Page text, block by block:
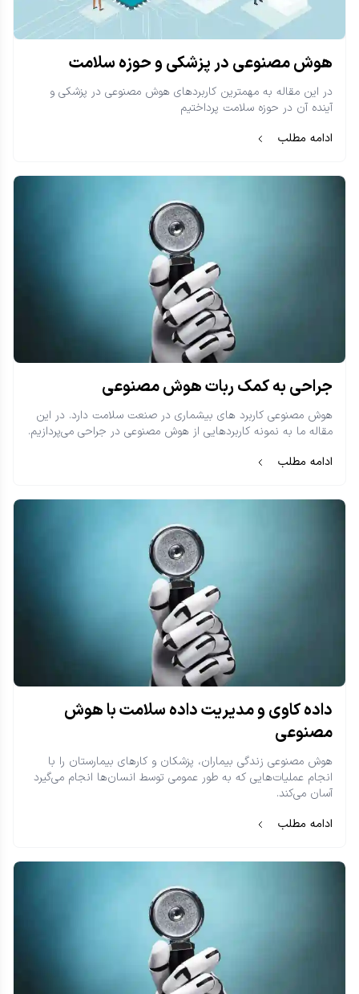
هوش مصنوعی در پزشکی و حوزه سلامت
در این مقاله به مهمترین کاربردهای هوش مصنوعی در پزشکی و
آینده آن در حوزه سلامت پرداختیم
ادامه مطلب
جراحی به کمک ربات هوش مصنوعی
هوش مصنوعی کاربرد‌ های بیشماری در صنعت سلامت دارد. در این
مقاله ما به نمونه کاربردهایی از هوش مصنوعی در جراحی می‌پردازیم.
ادامه مطلب
داده کاوی و مدیریت داده سلامت با هوش
مصنوعی
هوش مصنوعی زندگی بیماران، پزشکان و کارهای بیمارستان را با
انجام عملیات‌هایی که به طور عمومی توسط انسان‌ها انجام می‌گیرد
آسان می‌کند.
ادامه مطلب